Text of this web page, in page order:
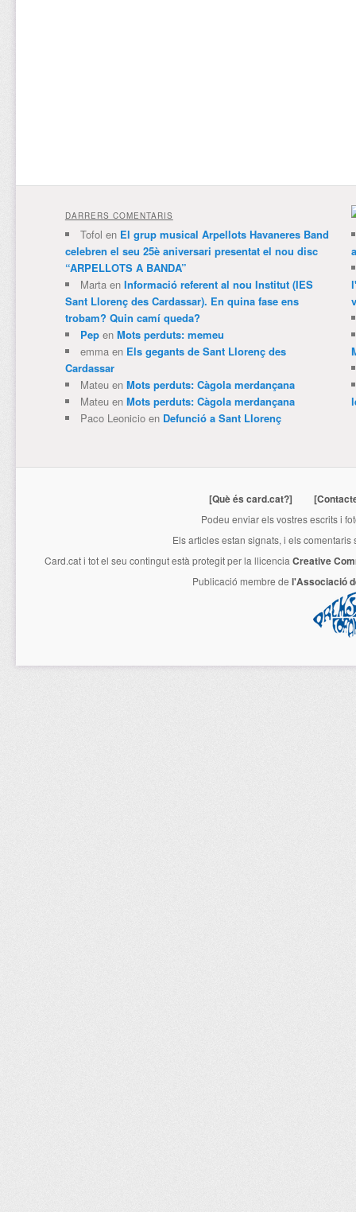
DARRERS COMENTARIS
Tofol en El grup musical Arpellots Havaneres Band
celebren el seu 25è aniversari presentat el nou disc
“ARPELLOTS A BANDA”
Martaen Informació referent al nou Institut (IES
Sant Llorenç des Cardassar). En quina fase ens
trobam? Quin camí queda?
Pepen Mots perduts: memeu
emmaen Els gegants de Sant Llorenç des
Cardassar
Mateuen Mots perduts: Càgola merdançana
Mateuen Mots perduts: Càgola merdançana
Paco Leonicioen Defunció a Sant Llorenç
[Què és card.cat?]
Podeu enviar els vostres escrits i
Els articles estan signats, i els
Card.cati tot el seu contingut està protegit per la llicencia Creative
Publicació membre de l'Associació